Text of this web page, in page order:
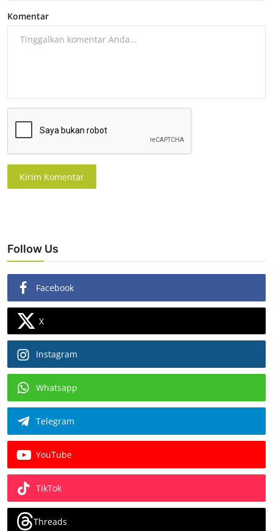
Komentar
Kirim Komentar
Follow Us
Facebook
X
Instagram
Whatsapp
Telegram
YouTube
TikTok
Threads